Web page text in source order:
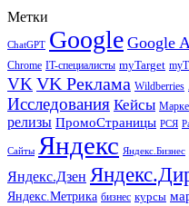
Метки
ChatGPT Google Google
Chrome IT-специалисты myTarget
VK VK Реклама Wildberries
Исследования Кейсы
релизы ПромоСтраницы РСЯ
Сайты Яндекс Яндекс.Бизнес
Яндекс.Дзен
Яндекс.Метрика бизнес курсы